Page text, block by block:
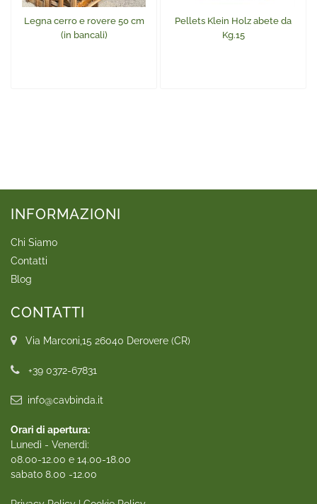
Legna cerro e rovere 50 cm
(in bancali)
Pellets Klein Holz abete da
Kg.15
INFORMAZIONI
Chi Siamo
Contatti
Blog
CONTATTI
Via Marconi,15 26040 Derovere (CR)
+39 0372-67831
info@cavbinda.it
Orari di apertura:
Lunedì - Venerdì:
08.00-12.00 e 14.00-18.00
sabato 8.00 -12.00